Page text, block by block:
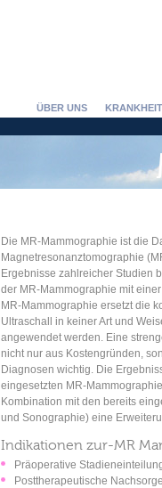
ÜBER UNS
Die MR-Mammographie ist die
Magnetresonanztomographie
Ergebnisse zahlreicher Studien
der MR-Mammographie mit
MR-Mammographie ersetzt die
Ultraschall in keiner Art und
angewendet werden. Eine
nicht nur aus Kostengründen,
Diagnosen wichtig. Die
eingesetzten MR-
Kombination mit den bereits
und Sonographie) eine
Indikationen zur-MR
Präoperative
Posttherapeutische